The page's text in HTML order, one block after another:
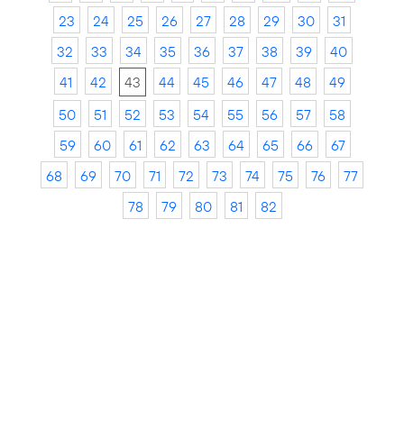
23
24 25 26 27 28 29 30
31
32
33 34 35 36 37 38 39
40
41
42 43 44 45 46 47 48
49
50
51 52 53 54 55 56 57
58
59
60 61 62 63 64 65 66
67
68
69 70 71 72 73 74 75 76
77
78
79 80 81 82